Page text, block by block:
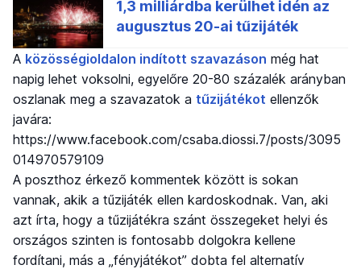
A közösségioldalon indított szavazáson még hat
napig lehet voksolni, egyelőre 20-80 százalék arányban
oszlanak meg a szavazatok a tűzijátékot ellenzők
javára:
https://www.facebook.com/csaba.diossi.7/posts/3095
014970579109
A poszthoz érkező kommentek között is sokan
vannak, akik a tűzijáték ellen kardoskodnak. Van, aki
azt írta, hogy a tűzijátékra szánt összegeket helyi és
országos szinten is fontosabb dolgokra kellene
fordítani, más a „fényjátékot” dobta fel alternatív